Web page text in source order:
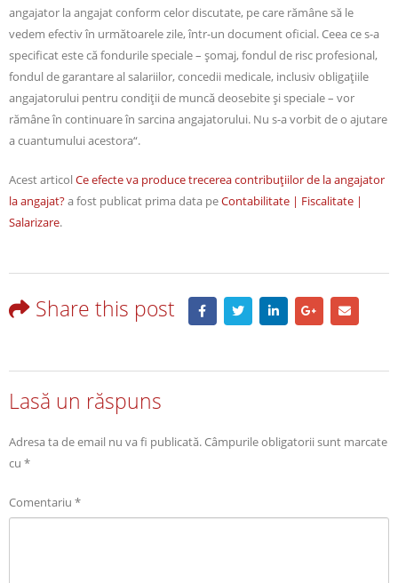
angajator la angajat conform celor discutate, pe care rămâne să le
vedem efectiv în următoarele zile, într-un document oficial. Ceea ce s-a
specificat este că fondurile speciale – şomaj, fondul de risc profesional,
fondul de garantare al salariilor, concedii medicale, inclusiv obligaţiile
angajatorului pentru condiţii de muncă deosebite şi speciale – vor
rămâne în continuare în sarcina angajatorului. Nu s-a vorbit de o ajutare
a cuantumului acestora“.
Acest articolCe efecte va produce trecerea contribuţiilor de la angajator
la angajat?a fost publicat prima data peContabilitate | Fiscalitate |
Salarizare.
Share this post
Lasă un răspuns
Adresa ta de email nu va fi publicată.Câmpurile obligatorii sunt marcate
cu *
Comentariu *